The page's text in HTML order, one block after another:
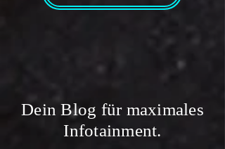
Dein Blog für maximales
Infotainment.